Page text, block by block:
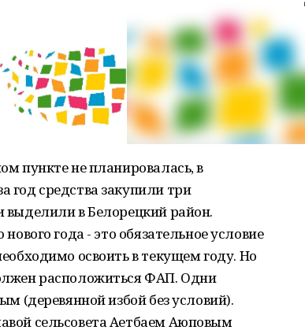
пункте не планировалась, в
год средства закупили три
в Белорецкий район.
года - это обязательное условие
освоить в текущем году. Но
расположиться ФАП. Одни
(деревянной избой без условий).
сельсовета Аетбаем Аюповым